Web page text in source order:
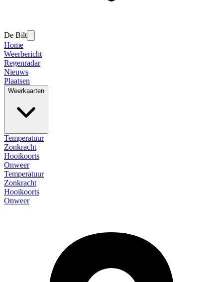
De Bilt
Home
Weerbericht
Regenradar
Nieuws
Plaatsen
Weerkaarten
Temperatuur
Zonkracht
Hooikoorts
Onweer
Temperatuur
Zonkracht
Hooikoorts
Onweer